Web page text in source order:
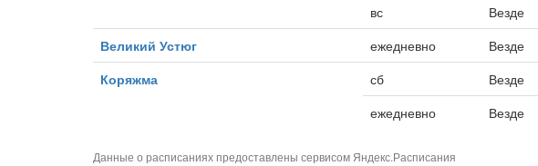
вс
Везде
Великий Устюг
ежедневно Везде
Коряжма
сб Везде
ежедневно
Везде
Данные о расписаниях предоставлены сервисом Яндекс.Расписания